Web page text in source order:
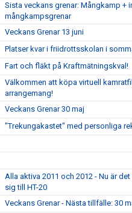
Sista veckans grenar: Mångkamp +
mångkampsgrenar
Veckans Grenar 13 juni
Platser kvar i friidrottsskolan i
Fart och fläkt på Kraftmätningskval!
Välkommen att köpa virtuell
arrangemang!
Veckans Grenar 30 maj
"Trekungakastet" med personliga
Alla aktiva 2011 och 2012 - Nu är
sig till HT-20
Veckans Grenar - Nästa tillfälle: 30